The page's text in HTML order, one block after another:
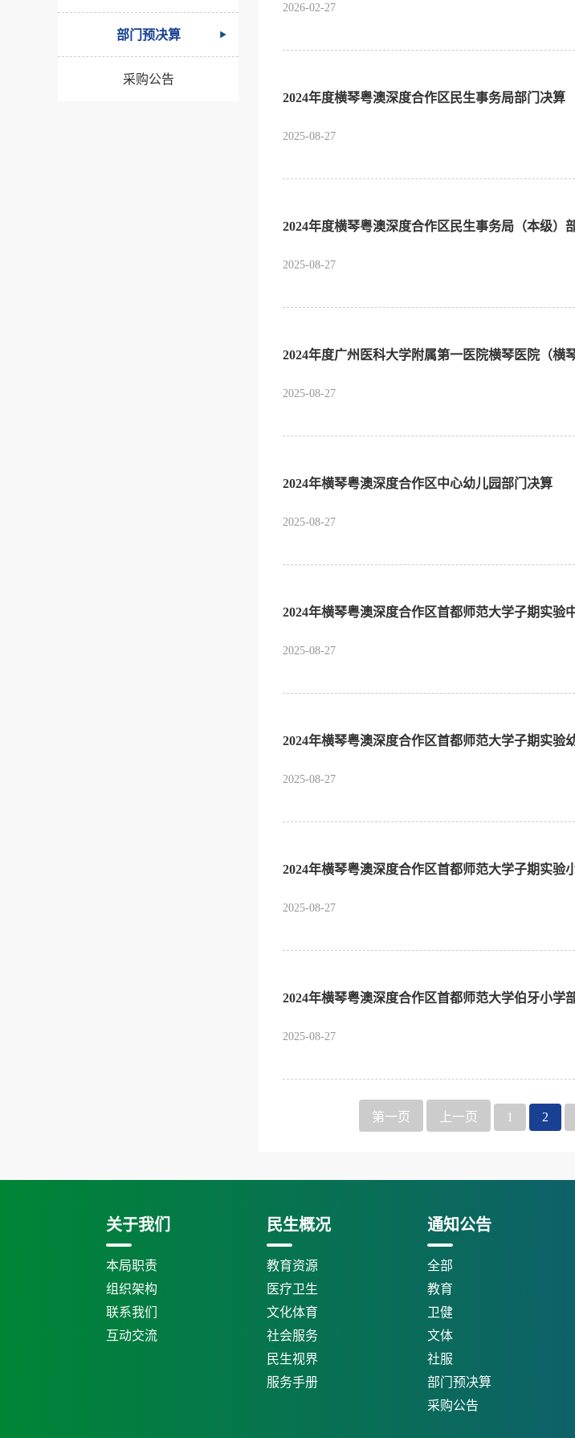
部门预决算
采购公告
2026-02-27
2024年度横琴粤澳深度合作区民生事务局部门决算
2025-08-27
2024年度横琴粤澳深度合作区民生事务局（本级）
2025-08-27
2024年度广州医科大学附属第一医院横琴医院（横
2025-08-27
2024年横琴粤澳深度合作区中心幼儿园部门决算
2025-08-27
2024年横琴粤澳深度合作区首都师范大学子期实验
2025-08-27
2024年横琴粤澳深度合作区首都师范大学子期实验
2025-08-27
2024年横琴粤澳深度合作区首都师范大学子期实验
2025-08-27
2024年横琴粤澳深度合作区首都师范大学伯牙小学
2025-08-27
第一页 上一页 1 2
关于我们
本局职责
组织架构
联系我们
互动交流
民生概况
教育资源
医疗卫生
文化体育
社会服务
民生视界
服务手册
通知公告
全部
教育
卫健
文体
社服
部门预决算
采购公告